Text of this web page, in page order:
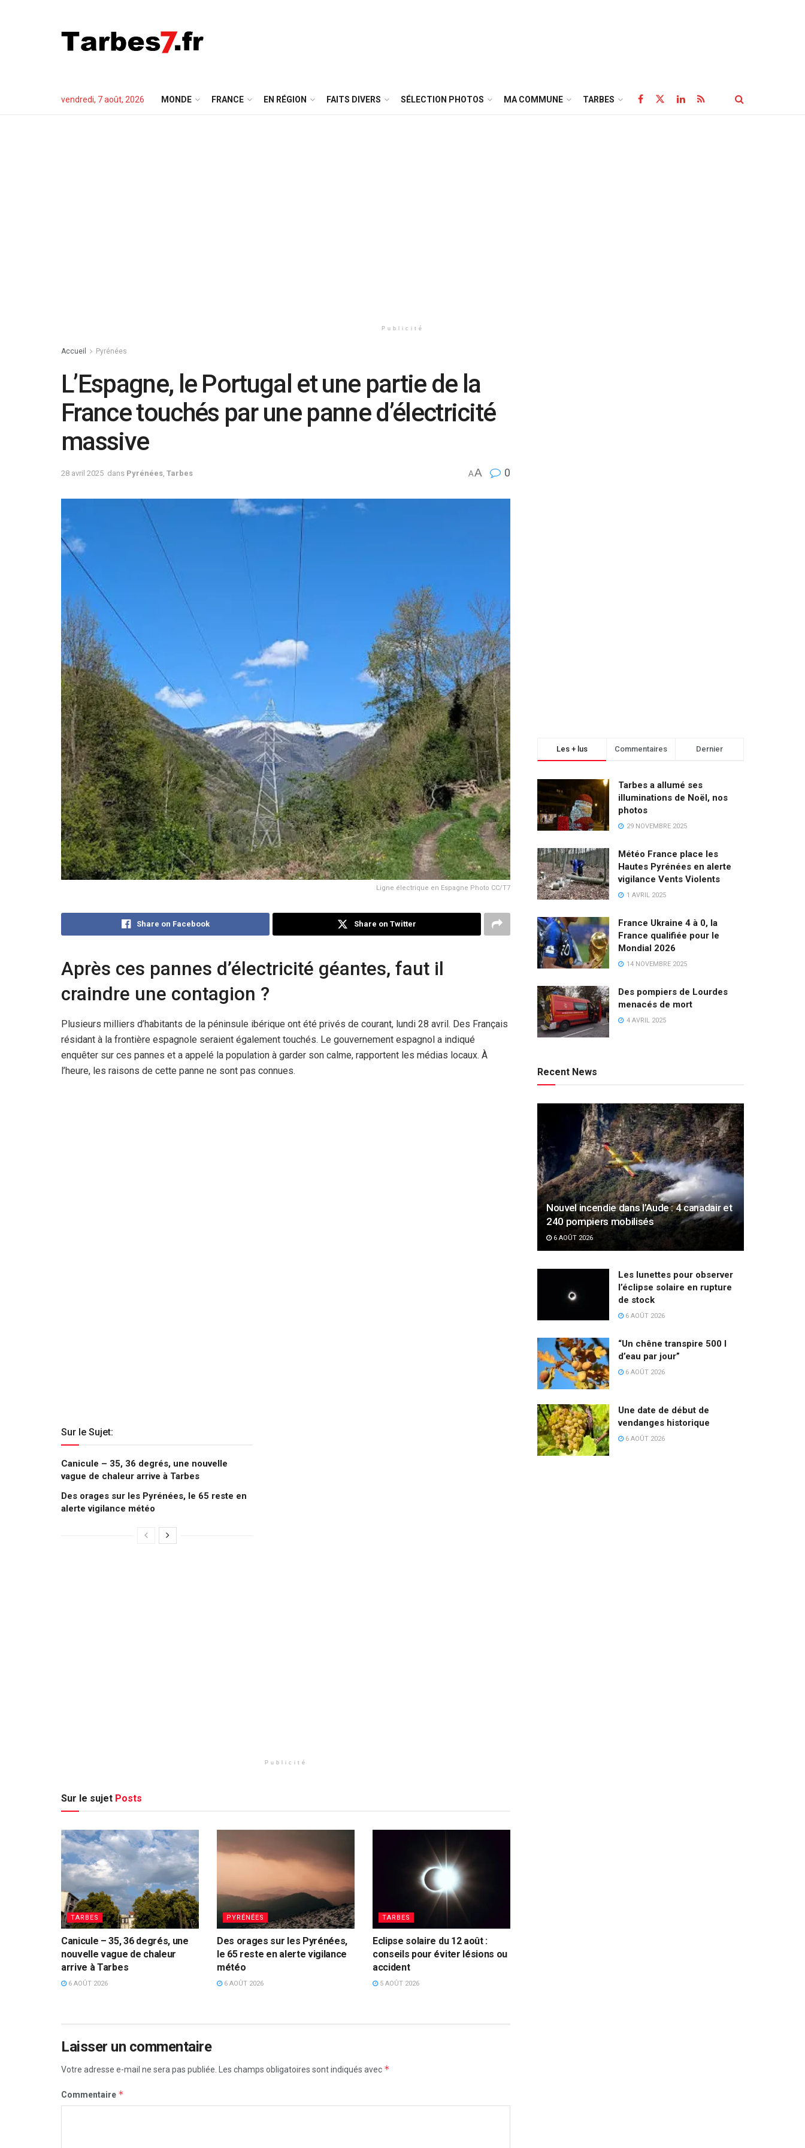
vendredi, 7 août, 2026 MONDE FRANCE EN RÉGION FAITS DIVERS SÉLECTION PHOTOS MA COMMUNE TARBES
Publicité
Accueil Pyrénées
L’Espagne, le Portugal et une partie de la
France touchés par une panne d’électricité
massive
28 avril 2025 dans Pyrénées Tarbes AA 0
Ligne électrique en Espagne Photo CC/T7
Share on Facebook Share on Twitter
Après ces pannes d’électricité géantes, faut il
craindre une contagion ?
Plusieurs milliers d’habitants de la péninsule ibérique ont été privés de courant, lundi 28 avril. Des Français
résidant à la frontière espagnole seraient également touchés. Le gouvernement espagnol a indiqué
enquêter sur ces pannes et a appelé la population à garder son calme, rapportent les médias locaux. À
l’heure, les raisons de cette panne ne sont pas connues.
Sur le Sujet:
Canicule – 35, 36 degrés, une nouvelle
vague de chaleur arrive à Tarbes
Des orages sur les Pyrénées, le 65 reste en
alerte vigilance météo
Publicité
Sur le sujet Posts
TARBES
Canicule – 35, 36 degrés, une
nouvelle vague de chaleur
arrive à Tarbes
6 AOÛT 2026
PYRÉNÉES
Des orages sur les Pyrénées,
le 65 reste en alerte vigilance
météo
6 AOÛT 2026
TARBES
Eclipse solaire du 12 août :
conseils pour éviter lésions ou
accident
5 AOÛT 2026
Laisser un commentaire
Votre adresse e-mail ne sera pas publiée. Les champs obligatoires sont indiqués avec *
Commentaire *
Les + lus Commentaires Dernier
Tarbes a allumé ses
illuminations de Noël, nos
photos
29 NOVEMBRE 2025
Météo France place les
Hautes Pyrénées en alerte
vigilance Vents Violents
1 AVRIL 2025
France Ukraine 4 à 0, la
France qualifiée pour le
Mondial 2026
14 NOVEMBRE 2025
Des pompiers de Lourdes
menacés de mort
4 AVRIL 2025
Recent News
Nouvel incendie dans l’Aude : 4 canadair et
240 pompiers mobilisés
6 AOÛT 2026
Les lunettes pour observer
l’éclipse solaire en rupture
de stock
6 AOÛT 2026
“Un chêne transpire 500 l
d’eau par jour”
6 AOÛT 2026
Une date de début de
vendanges historique
6 AOÛT 2026